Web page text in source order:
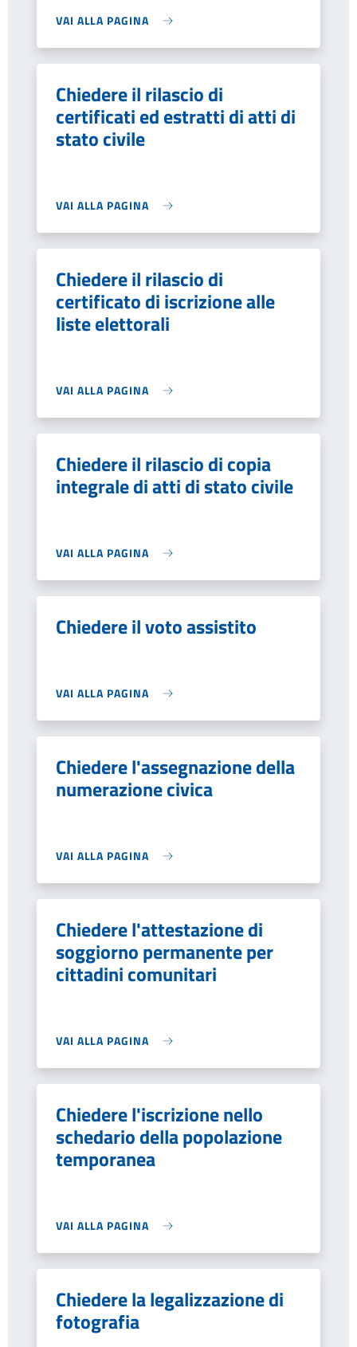
VAI ALLA PAGINA
Chiedere il rilascio di
certificati ed estratti di atti di
stato civile
VAI ALLA PAGINA
Chiedere il rilascio di
certificato di iscrizione alle
liste elettorali
VAI ALLA PAGINA
Chiedere il rilascio di copia
integrale di atti di stato civile
VAI ALLA PAGINA
Chiedere il voto assistito
VAI ALLA PAGINA
Chiedere l'assegnazione della
numerazione civica
VAI ALLA PAGINA
Chiedere l'attestazione di
soggiorno permanente per
cittadini comunitari
VAI ALLA PAGINA
Chiedere l'iscrizione nello
schedario della popolazione
temporanea
VAI ALLA PAGINA
Chiedere la legalizzazione di
fotografia